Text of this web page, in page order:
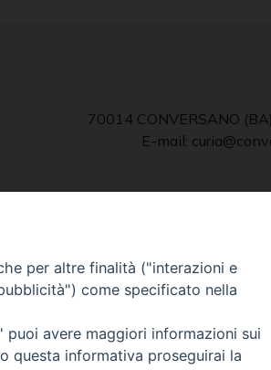
70014 CONVERSANO
E-mail:
per altre finalità ("interazioni e
come specificato nella
avere maggiori informazioni sui
questa informativa proseguirai la